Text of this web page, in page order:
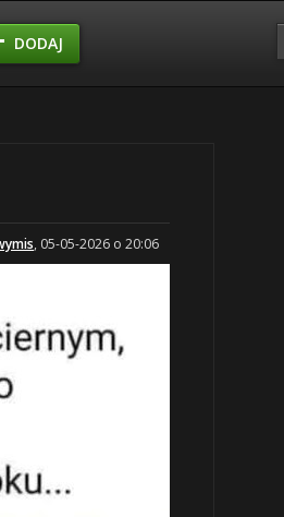
DODAJ
, 05-05-2026 o 20:06